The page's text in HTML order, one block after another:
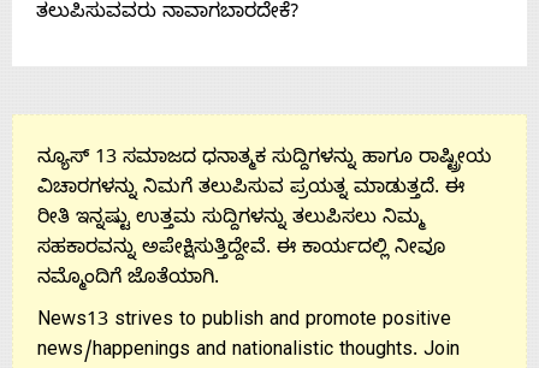
ತಲುಪಿಸುವವರು ನಾವಾಗಬಾರದೇಕೆ?
ನ್ಯೂಸ್ 13 ಸಮಾಜದ ಧನಾತ್ಮಕ ಸುದ್ದಿಗಳನ್ನು ಹಾಗೂ ರಾಷ್ಟ್ರೀಯ
ವಿಚಾರಗಳನ್ನು ನಿಮಗೆ ತಲುಪಿಸುವ ಪ್ರಯತ್ನ ಮಾಡುತ್ತದೆ. ಈ
ರೀತಿ ಇನ್ನಷ್ಟು ಉತ್ತಮ ಸುದ್ದಿಗಳನ್ನು ತಲುಪಿಸಲು ನಿಮ್ಮ
ಸಹಕಾರವನ್ನು ಅಪೇಕ್ಷಿಸುತ್ತಿದ್ದೇವೆ. ಈ ಕಾರ್ಯದಲ್ಲಿ ನೀವೂ
ನಮ್ಮೊಂದಿಗೆ ಜೊತೆಯಾಗಿ.
News13 strives to publish and promote positive
news/happenings and nationalistic thoughts. Join